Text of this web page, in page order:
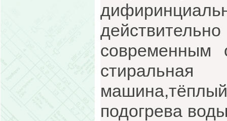
современным
подогрева